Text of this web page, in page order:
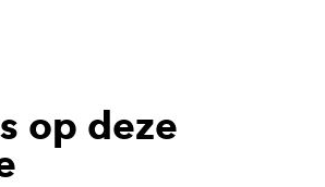
op deze